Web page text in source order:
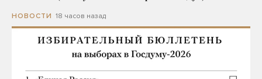
НОВОСТИ 18 часов назад